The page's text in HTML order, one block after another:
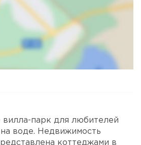
вилла-парк для любителей
воде. Недвижимость
коттеджами в